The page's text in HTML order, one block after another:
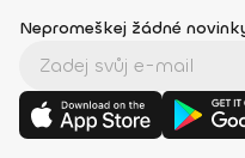
Nepromeškej žádné